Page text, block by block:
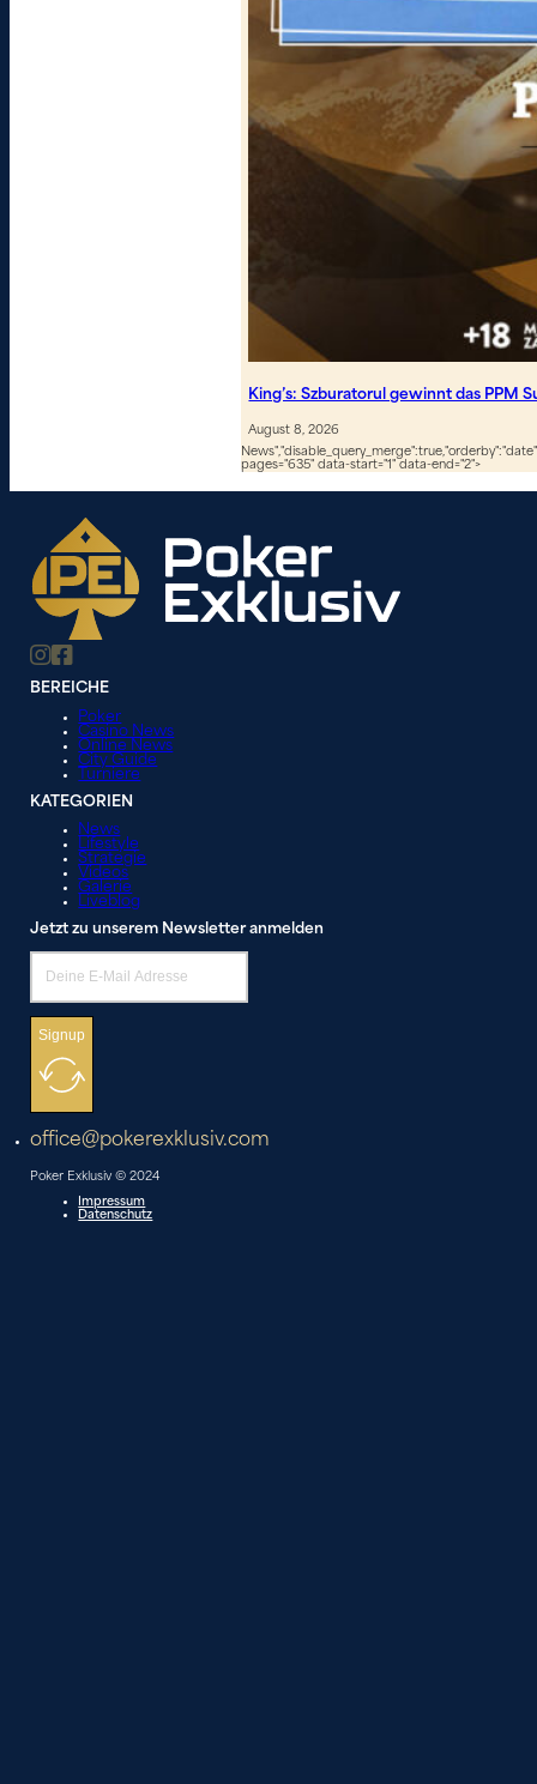
King’s: Szburatorul gewinnt das PPM
August 8, 2026
pages="635" data-start="1" data-end="2">
BEREICHE
Poker
Casino News
Online News
City Guide
Turniere
KATEGORIEN
News
Lifestyle
Strategie
Videos
Galerie
Liveblog
Jetzt zu unserem Newsletter anmelden
Signup
office@pokerexklusiv.com
Poker Exklusiv © 2024
Impressum
Datenschutz